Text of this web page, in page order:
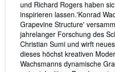
und Richard Rogers haben
inspirieren lassen.'Konrad
Grapevine Structure'
jahrelanger Forschung des
Christian Sumi und wirft
dieses höchst kreativen
Wachsmanns dynamische